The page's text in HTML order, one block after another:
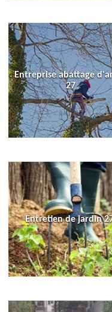
Entreprise abattage
27
Entretien de jardin